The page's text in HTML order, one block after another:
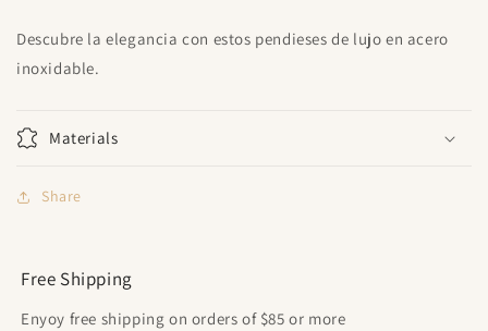
Descubre la elegancia con estos pendieses de lujo en acero
inoxidable.
Materials
Share
Free Shipping
Enyoy free shipping on orders of $85 or more